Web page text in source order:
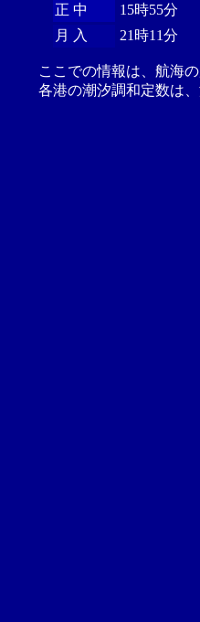
正 中
15時55分
月 入
21時11分
ここでの情報は、航海
各港の潮汐調和定数は